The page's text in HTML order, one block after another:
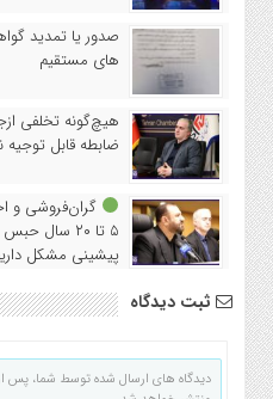
های مستقیم
هیچ‌گونه تخلفی
ضابطه قابل
گران‌فروشی و
۵ تا ۲۰ سال
پیشینی مشکل
ثبت دیدگاه
دیدگاه های ارسال شده توسط شما، پس